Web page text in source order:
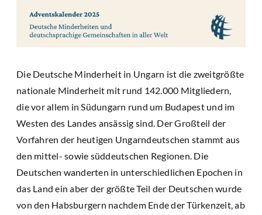
Die Deutsche Minderheit in Ungarn ist die zweitgrößte
nationale Minderheit mit rund 142.000 Mitgliedern,
die vor allem in Südungarn rund um Budapest und im
Westen des Landes ansässig sind. Der Großteil der
Vorfahren der heutigen Ungarndeutschen stammt aus
den mittel- sowie süddeutschen Regionen. Die
Deutschen wanderten in unterschiedlichen Epochen in
das Land ein aber der größte Teil der Deutschen wurde
von den Habsburgern nachdem Ende der Türkenzeit, ab